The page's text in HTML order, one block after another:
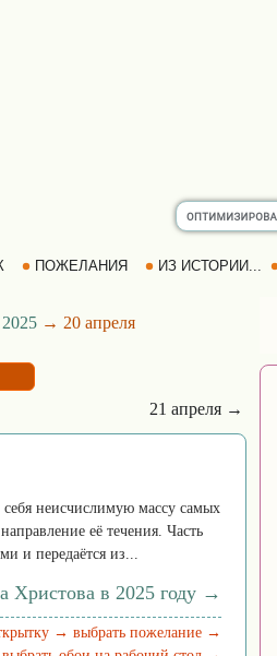
ПОЖЕЛАНИЯ ИЗ ИСТОРИИ...
→ 20 апреля
21 апреля →
себя неисчислимую массу самых
её течения. Часть
и передаётся из...
Христова в 2025 году →
→ выбрать пожелание →